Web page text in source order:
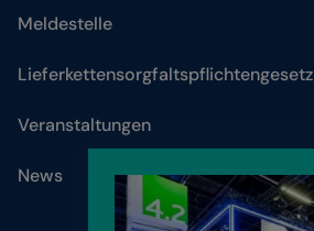
Meldestelle
Lieferkettensorgfaltspflichtengesetz
Veranstaltungen
News